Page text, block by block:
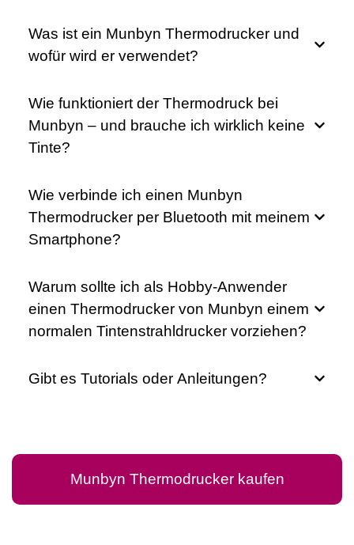
Was ist ein Munbyn Thermodrucker und
wofür wird er verwendet?
Wie funktioniert der Thermodruck bei
Munbyn – und brauche ich wirklich keine
Tinte?
Wie verbinde ich einen Munbyn
Thermodrucker per Bluetooth mit meinem
Smartphone?
Warum sollte ich als Hobby-Anwender
einen Thermodrucker von Munbyn einem
normalen Tintenstrahldrucker vorziehen?
Gibt es Tutorials oder Anleitungen?
Munbyn Thermodrucker kaufen